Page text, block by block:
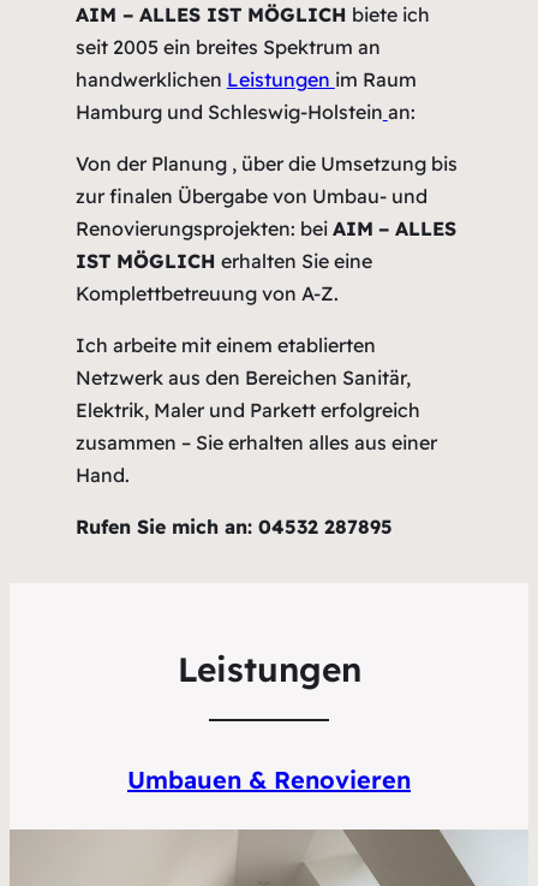
AIM – ALLES IST MÖGLICH biete ich
seit 2005 ein breites Spektrum an
handwerklichen Leistungen im Raum
Hamburg und Schleswig-Holstein an:
Von der Planung , über die Umsetzung bis
zur finalen Übergabe von Umbau- und
Renovierungsprojekten: bei AIM – ALLES
IST MÖGLICH erhalten Sie eine
Komplettbetreuung von A-Z.
Ich arbeite mit einem etablierten
Netzwerk aus den Bereichen Sanitär,
Elektrik, Maler und Parkett erfolgreich
zusammen – Sie erhalten alles aus einer
Hand.
Rufen Sie mich an: 04532 287895
Leistungen
Umbauen & Renovieren